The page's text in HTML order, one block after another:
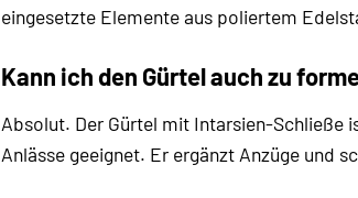
eingesetzte Elemente aus poliertem
Kann ich den Gürtel auch zu
Absolut. Der Gürtel mit Intarsien-Schließe
Anlässe geeignet. Er ergänzt Anzüge und